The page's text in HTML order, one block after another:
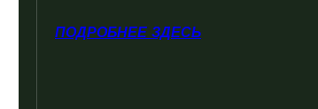
ПОДРОБНЕЕ ЗДЕСЬ